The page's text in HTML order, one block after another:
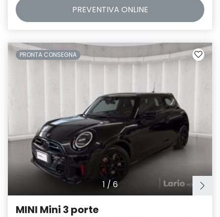
PREVENTIVA ONLINE
1 /6
PRONTA CONSEGNA
MINI Mini 3 porte